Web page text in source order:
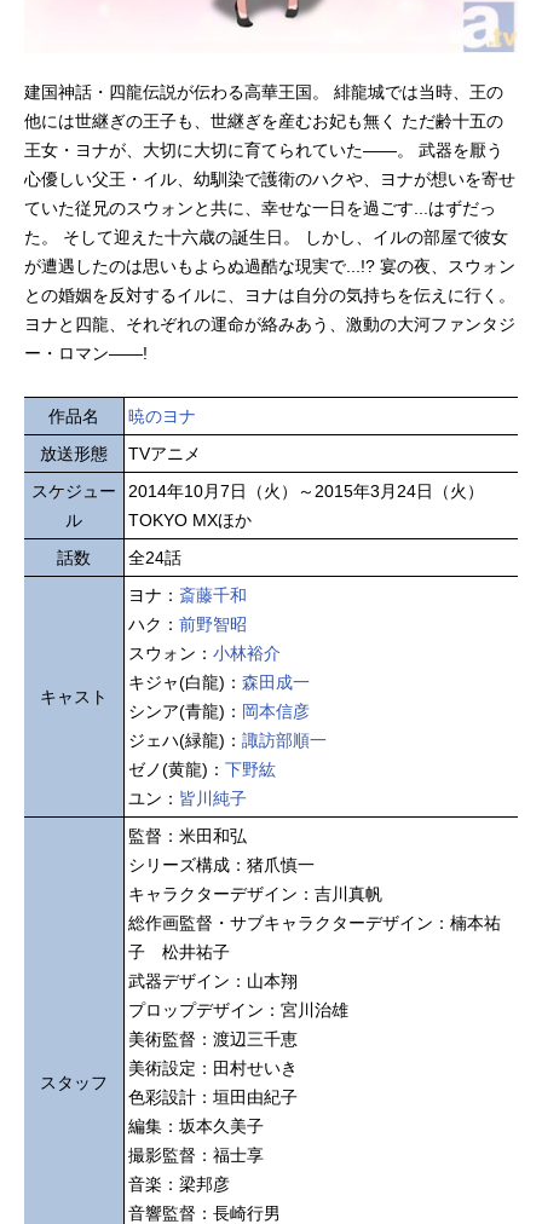
建国神話・四龍伝説が伝わる高華王国。 緋龍城では当時、王の
他には世継ぎの王子も、世継ぎを産むお妃も無く ただ齢十五の
王女・ヨナが、大切に大切に育てられていた――。 武器を厭う
心優しい父王・イル、幼馴染で護衛のハクや、ヨナが想いを寄せ
ていた従兄のスウォンと共に、幸せな一日を過ごす...はずだっ
た。 そして迎えた十六歳の誕生日。 しかし、イルの部屋で彼女
が遭遇したのは思いもよらぬ過酷な現実で...!? 宴の夜、スウォン
との婚姻を反対するイルに、ヨナは自分の気持ちを伝えに行く。
ヨナと四龍、それぞれの運命が絡みあう、激動の大河ファンタジ
ー・ロマン――!
作品名
暁のヨナ
放送形態
TVアニメ
スケジュー
ル
2014年10月7日（火）～2015年3月24日（火）
TOKYO MXほか
話数
全24話
キャスト
ヨナ： 斎藤千和
ハク： 前野智昭
スウォン： 小林裕介
キジャ(白龍)： 森田成一
シンア(青龍)： 岡本信彦
ジェハ(緑龍)： 諏訪部順一
ゼノ(黄龍)： 下野紘
ユン： 皆川純子
スタッフ
監督：米田和弘
シリーズ構成：猪爪慎一
キャラクターデザイン：吉川真帆
総作画監督・サブキャラクターデザイン：楠本祐
子 松井祐子
武器デザイン：山本翔
プロップデザイン：宮川治雄
美術監督：渡辺三千恵
美術設定：田村せいき
色彩設計：垣田由紀子
編集：坂本久美子
撮影監督：福士享
音楽：梁邦彦
音響監督：長崎行男